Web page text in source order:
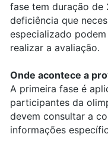
fase tem duração de
deficiência que
especializado
realizar a avaliação.
Onde acontece a
A primeira fase é
participantes da
devem consultar a
informações